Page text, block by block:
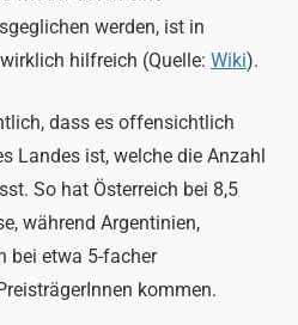
werden, ist in
hilfreich (Quelle: Wiki).
dass es offensichtlich
Landes ist, welche die Anzahl
So hat Österreich bei 8,5
während Argentinien,
bei etwa 5-facher
kommen.